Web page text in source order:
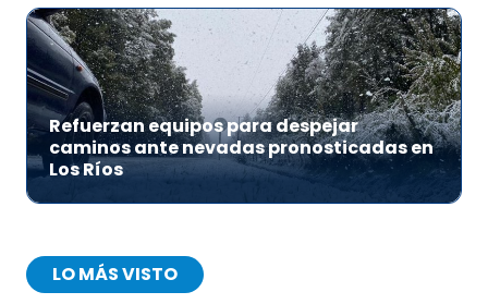
Refuerzan equipos para despejar
caminos ante nevadas pronosticadas en
Los Ríos
LO MÁS VISTO